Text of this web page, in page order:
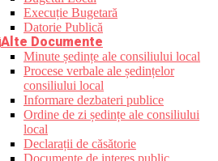
Execuție Bugetară
Datorie Publică
Alte Documente
Minute ședințe ale consiliului local
Procese verbale ale ședințelor
consiliului local
Informare dezbateri publice
Ordine de zi ședințe ale consiliului
local
Declarații de căsătorie
Documente de interes public